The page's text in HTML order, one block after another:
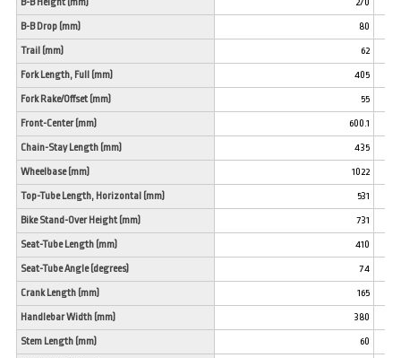
B-B Drop (mm) 80
Trail (mm) 62
Fork Length, Full (mm) 405
Fork Rake/Offset (mm) 55
Front-Center (mm) 600.1
Chain-Stay Length (mm) 435
Wheelbase (mm) 1022
Top-Tube Length, Horizontal (mm) 531
Bike Stand-Over Height (mm) 731
Seat-Tube Length (mm) 410
Seat-Tube Angle (degrees) 74
Crank Length (mm) 165
Handlebar Width (mm) 380
Stem Length (mm) 60